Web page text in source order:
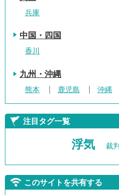
兵庫
中国・四国
香川
九州・沖縄
熊本 鹿児島 沖縄
注目タグ一覧
浮気 裁判
このサイトを共有する